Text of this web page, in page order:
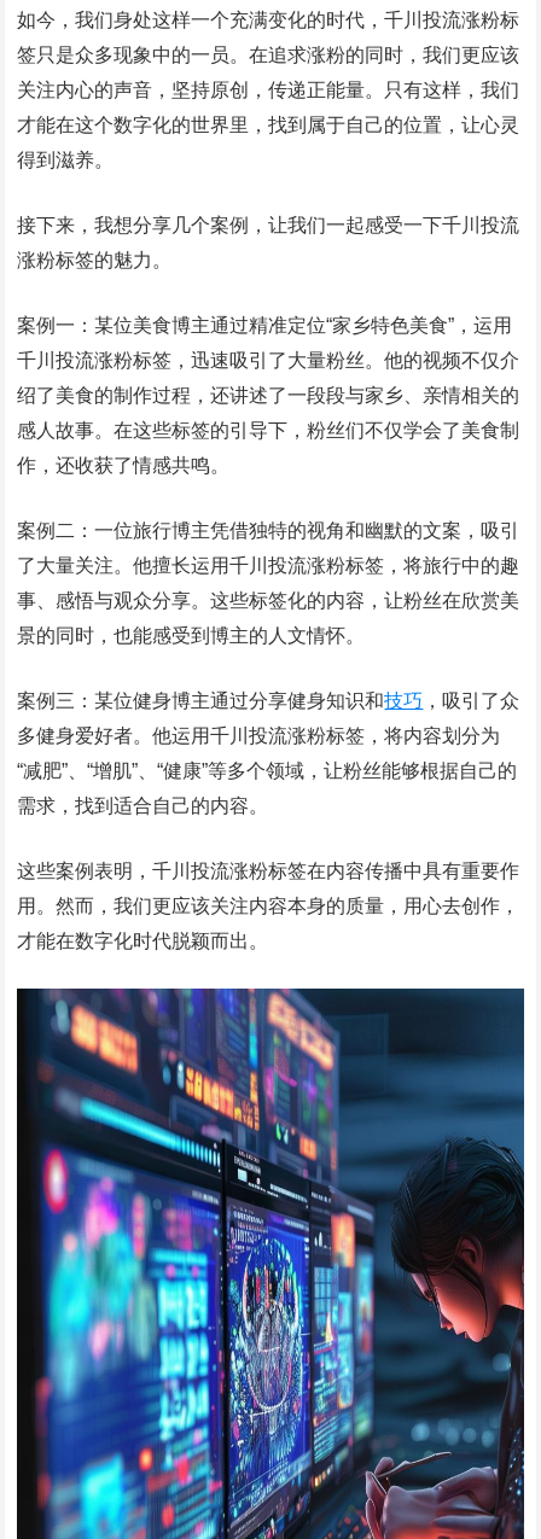
如今，我们身处这样一个充满变化的时代，千川投流涨粉标
签只是众多现象中的一员。在追求涨粉的同时，我们更应该
关注内心的声音，坚持原创，传递正能量。只有这样，我们
才能在这个数字化的世界里，找到属于自己的位置，让心灵
得到滋养。
接下来，我想分享几个案例，让我们一起感受一下千川投流
涨粉标签的魅力。
案例一：某位美食博主通过精准定位“家乡特色美食”，运用
千川投流涨粉标签，迅速吸引了大量粉丝。他的视频不仅介
绍了美食的制作过程，还讲述了一段段与家乡、亲情相关的
感人故事。在这些标签的引导下，粉丝们不仅学会了美食制
作，还收获了情感共鸣。
案例二：一位旅行博主凭借独特的视角和幽默的文案，吸引
了大量关注。他擅长运用千川投流涨粉标签，将旅行中的趣
事、感悟与观众分享。这些标签化的内容，让粉丝在欣赏美
景的同时，也能感受到博主的人文情怀。
案例三：某位健身博主通过分享健身知识和技巧 ，吸引了众
多健身爱好者。他运用千川投流涨粉标签，将内容划分为
“减肥”、“增肌”、“健康”等多个领域，让粉丝能够根据自己的
需求，找到适合自己的内容。
这些案例表明，千川投流涨粉标签在内容传播中具有重要作
用。然而，我们更应该关注内容本身的质量，用心去创作，
才能在数字化时代脱颖而出。